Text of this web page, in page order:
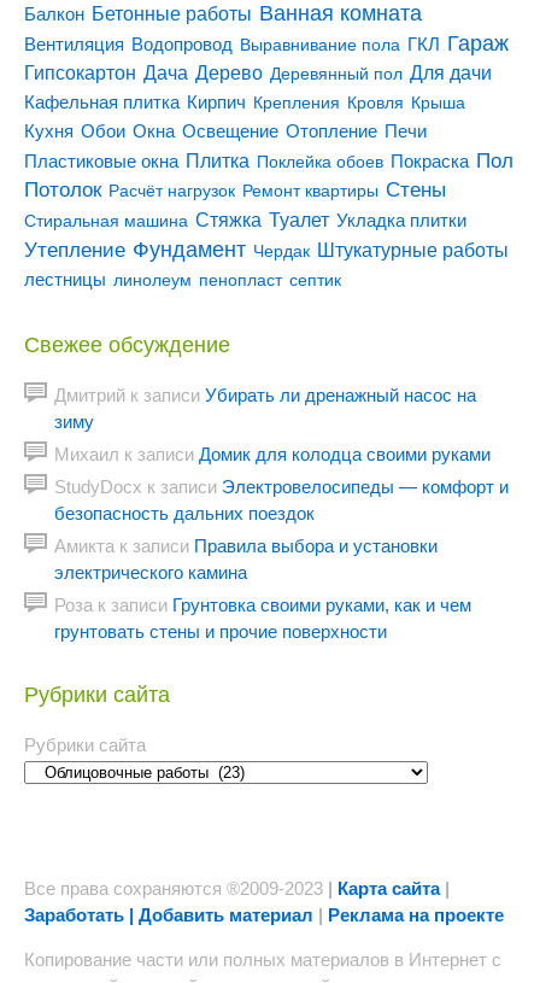
Балкон Бетонные работы Ванная комната
Вентиляция Водопровод Выравнивание пола ГКЛ Гараж
Гипсокартон Дача Дерево Деревянный пол Для дачи
Кафельная плитка Кирпич Крепления Кровля Крыша
Кухня Обои Окна Освещение Отопление Печи
Пластиковые окна Плитка Поклейка обоев Покраска Пол
Потолок Расчёт нагрузок Ремонт квартиры Стены
Стиральная машина Стяжка Туалет Укладка плитки
Утепление Фундамент Чердак Штукатурные работы
лестницы линолеум пенопласт септик
Свежее обсуждение
Дмитрий к записи Убирать ли дренажный насос на
зиму
Михаил к записи Домик для колодца своими руками
StudyDocx к записи Электровелосипеды — комфорт и
безопасность дальних поездок
Амикта к записи Правила выбора и установки
электрического камина
Роза к записи Грунтовка своими руками, как и чем
грунтовать стены и прочие поверхности
Рубрики сайта
Рубрики сайта
Все права сохраняются ®2009-2023 | Карта сайта|
Заработать | Добавить материал | Реклама на проекте
Копирование части или полных материалов в Интернет с